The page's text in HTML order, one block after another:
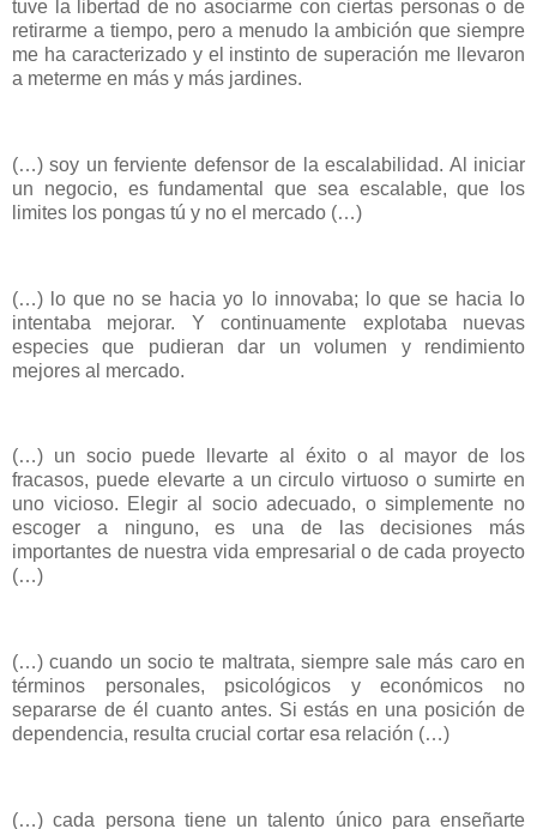
tuve la libertad de no asociarme con ciertas personas o de
retirarme a tiempo, pero a menudo la ambición que siempre
me ha caracterizado y el instinto de superación me llevaron
a meterme en más y más jardines.
(…) soy un ferviente defensor de la escalabilidad. Al iniciar
un negocio, es fundamental que sea escalable, que los
limites los pongas tú y no el mercado (…)
(…) lo que no se hacia yo lo innovaba; lo que se hacia lo
intentaba mejorar. Y continuamente explotaba nuevas
especies que pudieran dar un volumen y rendimiento
mejores al mercado.
(…) un socio puede llevarte al éxito o al mayor de los
fracasos, puede elevarte a un circulo virtuoso o sumirte en
uno vicioso. Elegir al socio adecuado, o simplemente no
escoger a ninguno, es una de las decisiones más
importantes de nuestra vida empresarial o de cada proyecto
(…)
(…) cuando un socio te maltrata, siempre sale más caro en
términos personales, psicológicos y económicos no
separarse de él cuanto antes. Si estás en una posición de
dependencia, resulta crucial cortar esa relación (…)
(…) cada persona tiene un talento único para enseñarte